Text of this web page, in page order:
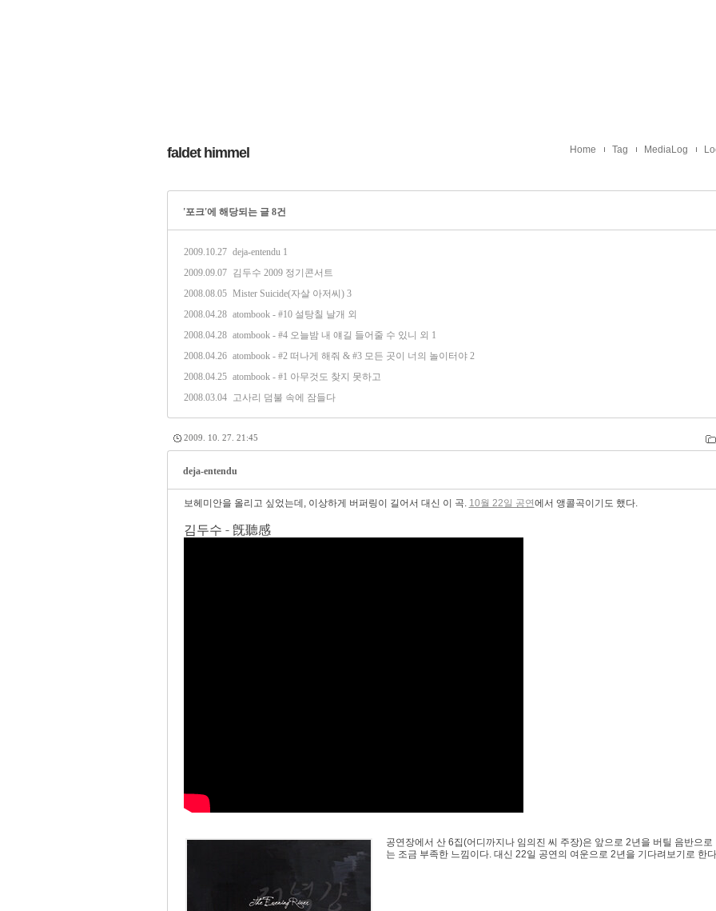
faldet himmel Home Tag MediaLog
'포크'에 해당되는 글 8건
2009.10.27 deja-entendu 1
2009.09.07
김두수 2009 정기콘서트
2008.08.05 Mister Suicide(자살 아저씨) 3
2008.04.28 atombook - #10 설탕칠 날개 외
2008.04.28 atombook - #4 오늘밤 내 얘길 들어줄 수 있니 외 1
2008.04.26 atombook - #2 떠나게 해줘 & #3 모든 곳이 너의 놀이터야 2
2008.04.25 atombook - #1 아무것도 찾지 못하고
2008.03.04
고사리 덤불 속에 잠들다
2009. 10. 27. 21:45
deja-entendu
보헤미안을 올리고 싶었는데, 이상하게 버퍼링이 길어서 대신 이 곡. 10월 22일 공연에서 앵콜곡이기도 했다.
김두수 - 旣聽感
공연장에서 산 6집(어디까지나 임의진 씨 주장)은 앞으로 2년을 버틸 음반으로
는 조금 부족한 느낌이다. 대신 22일 공연의 여운으로 2년을 기다려보기로 한